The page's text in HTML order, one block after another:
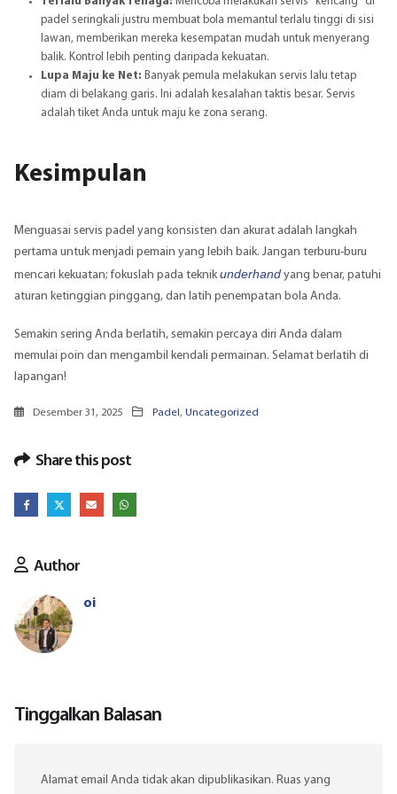
padel seringkali justru membuat bola memantul terlalu tinggi di sisi
lawan, memberikan mereka kesempatan mudah untuk menyerang
balik. Kontrol lebih penting daripada kekuatan.
Lupa Maju ke Net: Banyak pemula melakukan servis lalu tetap
diam di belakang garis. Ini adalah kesalahan taktis besar. Servis
adalah tiket Anda untuk maju ke zona serang.
Kesimpulan
Menguasai servis padel yang konsisten dan akurat adalah langkah
pertama untuk menjadi pemain yang lebih baik. Jangan terburu-buru
mencari kekuatan; fokuslah pada teknikunderhand yang benar, patuhi
aturan ketinggian pinggang, dan latih penempatan bola Anda.
Semakin sering Anda berlatih, semakin percaya diri Anda dalam
memulai poin dan mengambil kendali permainan. Selamat berlatih di
lapangan!
Desember 31, 2025 Padel , Uncategorized
Share this post
Author
oi
Tinggalkan Balasan
Alamat email Anda tidak akan dipublikasikan. Ruas yang